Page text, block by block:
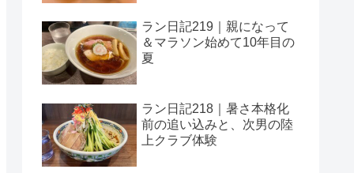
ラン日記219｜親になって
＆マラソン始めて10年目の
夏
ラン日記218｜暑さ本格化
前の追い込みと、次男の陸
上クラブ体験